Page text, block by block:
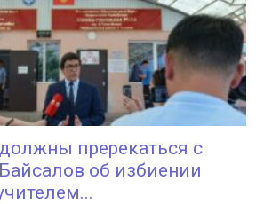
пререкаться с
об избиении